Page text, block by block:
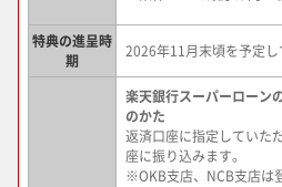
特典の進呈時
期
2026年11月末頃を予定し
楽天銀行スーパーローン
のかた
返済口座に指定していた
座に振り込みます。
※OKB支店、NCB支店は